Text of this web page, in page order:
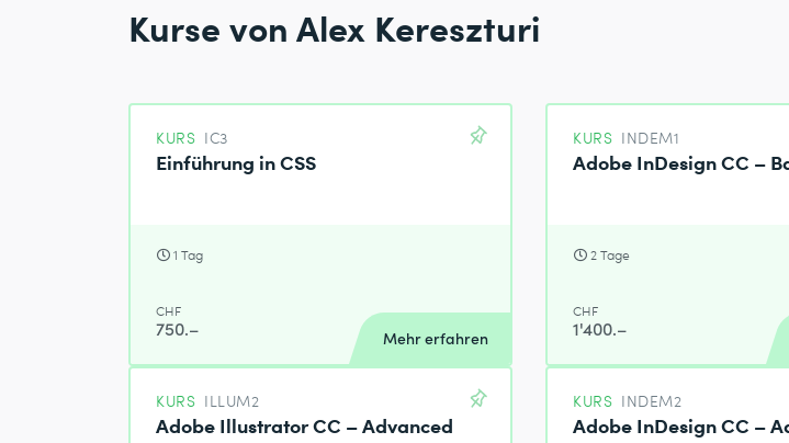
Kurse von Alex Kereszturi
KURS IC3
Einführung in CSS
1 Tag
CHF
750.– Mehr erfahren
KURS INDEM1
Adobe InDesign CC –
2 Tage
CHF
1'400.–
KURS ILLUM2
Adobe Illustrator CC – Advanced
KURS INDEM2
Adobe InDesign CC –